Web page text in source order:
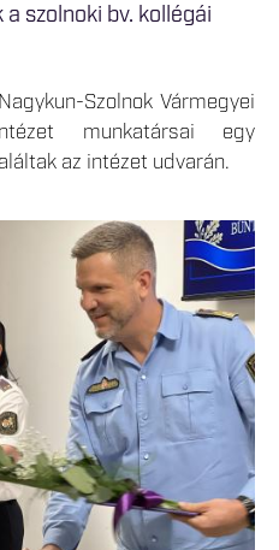
szolnoki bv. kollégái
Szolnok Vármegyei
munkatársai egy
az intézet udvarán.